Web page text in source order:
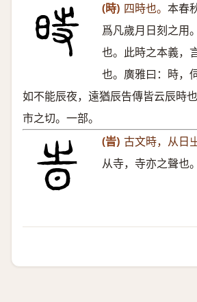
(時) 四時也。 本春
爲凡歲月日刻之用
也。此時之本義，
也。廣雅曰：時，
如不能辰夜，遠猶辰告傳皆云辰時也
市之切。一部。
(旹) 古文時，从日
从寺，寺亦之聲也